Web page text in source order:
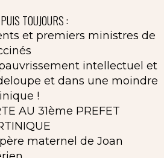
TOUJOURS :
et premiers ministres de
intellectuel et
et dans une moindre
!
AU 31ème PREFET
maternel de Joan